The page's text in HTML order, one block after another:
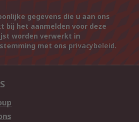
gegevens die u aan ons
bij het aanmelden voor deze
worden verwerkt in
met ons privacybeleid.